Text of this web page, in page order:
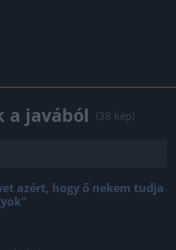
a javából (38 kép)
azért, hogy ő nekem tudja